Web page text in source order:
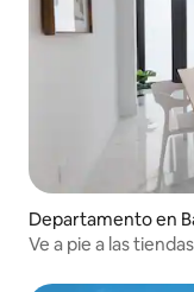
Departamento en
Ve a pie a las